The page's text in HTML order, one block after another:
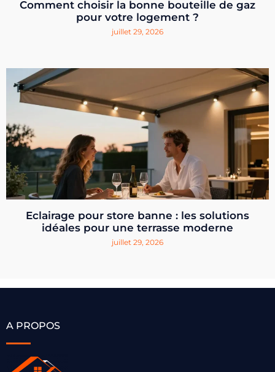
Comment choisir la bonne bouteille de gaz
pour votre logement ?
juillet 29, 2026
Eclairage pour store banne : les solutions
idéales pour une terrasse moderne
juillet 29, 2026
A PROPOS